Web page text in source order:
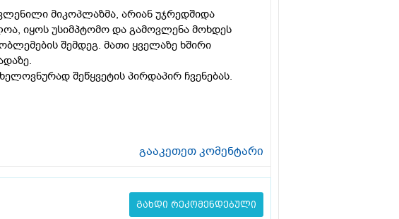
მიკოპლაზმა, არიან უჯრედშიდა
იყოს უსიმპტომო და გამოვლენა მოხდეს
შემდეგ. მათი ყველაზე ხშირი
შეწყვეტის პირდაპირ ჩვენებას.
გააკეთეთ კომენტარი
გახდი რეკომენდებული